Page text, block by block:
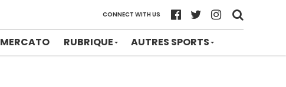
CONNECT WITH US
MERCATO RUBRIQUE AUTRES SPORTS